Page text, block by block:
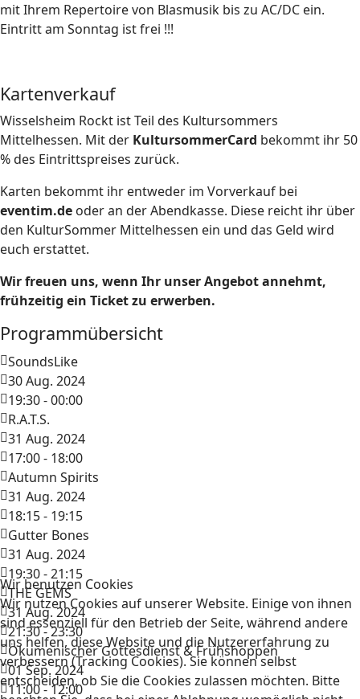
mit Ihrem Repertoire von Blasmusik bis zu AC/DC ein.
Eintritt am Sonntag ist frei !!!
Kartenverkauf
Wisselsheim Rockt ist Teil des Kultursommers
Mittelhessen. Mit der KultursommerCard bekommt ihr 50
% des Eintrittspreises zurück.
Karten bekommt ihr entweder im Vorverkauf bei
eventim.de oder an der Abendkasse. Diese reicht ihr über
den KulturSommer Mittelhessen ein und das Geld wird
euch erstattet.
Wir freuen uns, wenn Ihr unser Angebot annehmt,
frühzeitig ein Ticket zu erwerben.
Programmübersicht
SoundsLike
30 Aug. 2024
19:30-00:00
R.A.T.S.
31 Aug. 2024
17:00- 18:00
Autumn Spirits
31 Aug. 2024
18:15- 19:15
Gutter Bones
31 Aug. 2024
19:30-21:15
THE GEMS
31 Aug. 2024
21:30-23:30
Ökumenischer Gottesdienst & Frühshoppen
01 Sep. 2024
11:00-12:00
Wir benutzen Cookies
Wir nutzen Cookies auf unserer Website. Einige von ihnen
sind essenziell für den Betrieb der Seite, während andere
uns helfen, diese Website und die Nutzererfahrung zu
verbessern (Tracking Cookies). Sie können selbst
entscheiden, ob Sie die Cookies zulassen möchten. Bitte